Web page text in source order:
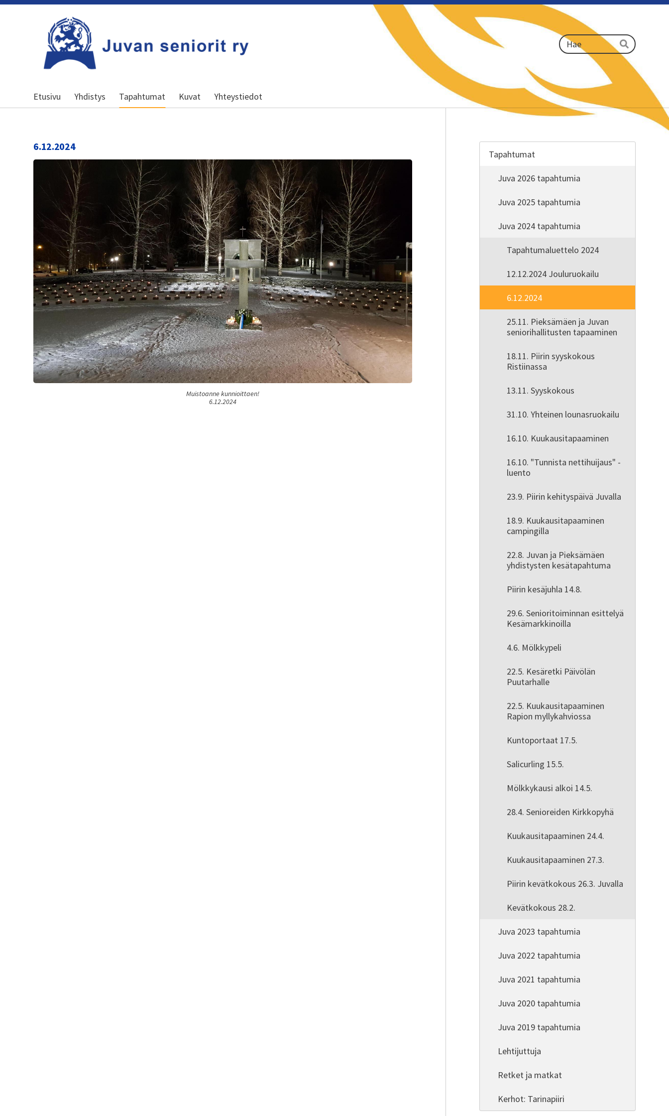
Kansallinen senioriliitto
Haku
Hae
Etusivu Yhdistys Tapahtumat Kuvat Yhteystiedot
6.12.2024
Muistoanne kunnioittaen!
6.12.2024
Tapahtumat
Juva 2026 tapahtumia
Juva 2025 tapahtumia
Juva 2024 tapahtumia
Tapahtumaluettelo 2024
12.12.2024 Jouluruokailu
6.12.2024
25.11. Pieksämäen ja Juvan
seniorihallitusten tapaaminen
18.11. Piirin syyskokous
Ristiinassa
13.11. Syyskokous
31.10. Yhteinen lounasruokailu
16.10. Kuukausitapaaminen
16.10. "Tunnista nettihuijaus" -
luento
23.9. Piirin kehityspäivä Juvalla
18.9. Kuukausitapaaminen
campingilla
22.8. Juvan ja Pieksämäen
yhdistysten kesätapahtuma
Piirin kesäjuhla 14.8.
29.6. Senioritoiminnan esittelyä
Kesämarkkinoilla
4.6. Mölkkypeli
22.5. Kesäretki Päivölän
Puutarhalle
22.5. Kuukausitapaaminen
Rapion myllykahviossa
Kuntoportaat 17.5.
Salicurling 15.5.
Mölkkykausi alkoi 14.5.
28.4. Senioreiden Kirkkopyhä
Kuukausitapaaminen 24.4.
Kuukausitapaaminen 27.3.
Piirin kevätkokous 26.3. Juvalla
Kevätkokous 28.2.
Juva 2023 tapahtumia
Juva 2022 tapahtumia
Juva 2021 tapahtumia
Juva 2020 tapahtumia
Juva 2019 tapahtumia
Lehtijuttuja
Retket ja matkat
Kerhot: Tarinapiiri